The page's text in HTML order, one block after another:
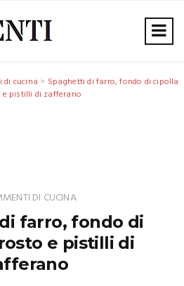
di cucina > Spaghetti di farro, fondo di cipolla
pistilli di zafferano
DI CUCINA
farro, fondo di
e pistilli di